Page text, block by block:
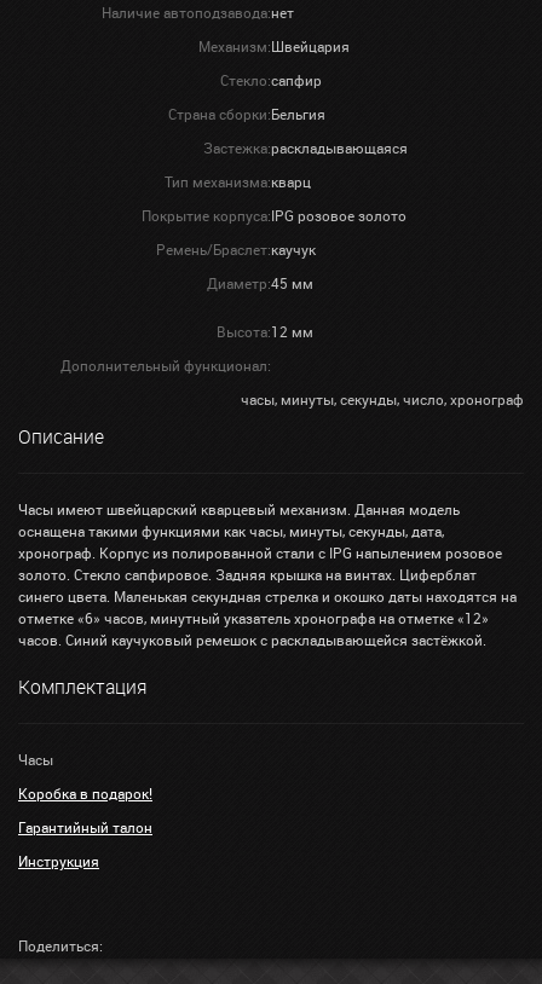
Наличие автоподзавода:нет
Механизм:Швейцария
Стекло:сапфир
Страна сборки:Бельгия
Застежка:раскладывающаяся
Тип механизма:кварц
Покрытие корпуса:IPG розовое золото
Ремень/Браслет:каучук
Диаметр:45 мм
Высота:12 мм
Дополнительный функционал:
часы, минуты, секунды, число, хронограф
Описание
Часы имеют швейцарский кварцевый механизм. Данная модель
оснащена такими функциями как часы, минуты, секунды, дата,
хронограф. Корпус из полированной стали с IPG напылением розовое
золото. Стекло сапфировое. Задняя крышка на винтах. Циферблат
синего цвета. Маленькая секундная стрелка и окошко даты находятся на
отметке «6» часов, минутный указатель хронографа на отметке «12»
часов. Синий каучуковый ремешок с раскладывающейся застёжкой.
Комплектация
Часы
Коробка в подарок!
Гарантийный талон
Инструкция
Поделиться: